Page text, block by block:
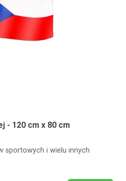
- 120 cm x 80 cm
sportowych i wielu innych